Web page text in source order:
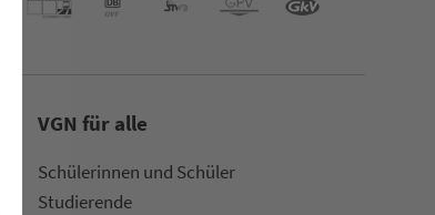
VGN für alle
Schülerinnen und Schüler
Stu­die­rende